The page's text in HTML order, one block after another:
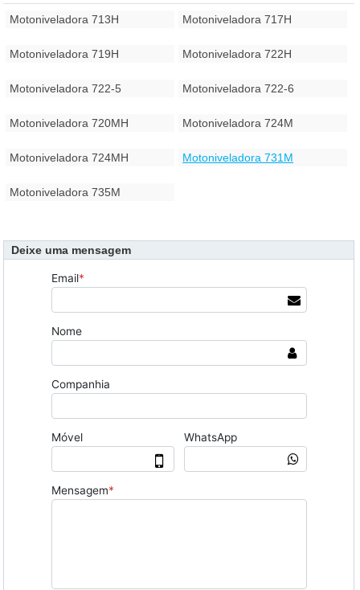
Motoniveladora 713H Motoniveladora 717H
Motoniveladora 719H Motoniveladora 722H
Motoniveladora 722-5 Motoniveladora 722-6
Motoniveladora 720MH Motoniveladora 724M
Motoniveladora 724MH Motoniveladora 731M
Motoniveladora 735M
Deixe uma mensagem